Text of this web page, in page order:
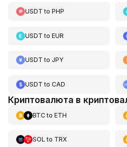
USDT to PHP
USDT to EUR
USDT to JPY
USDT to CAD
Криптовалюта в
BTCto ETH
SOL to TRX